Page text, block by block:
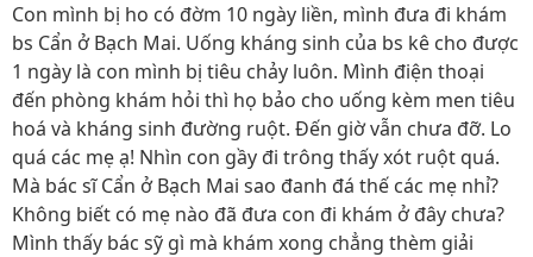
Con mình bị ho có đờm 10 ngày liền, mình đưa đi khám
bs Cẩn ở Bạch Mai. Uống kháng sinh của bs kê cho được
1 ngày là con mình bị tiêu chảy luôn. Mình điện thoại
đến phòng khám hỏi thì họ bảo cho uống kèm men tiêu
hoá và kháng sinh đường ruột. Đến giờ vẫn chưa đỡ. Lo
quá các mẹ ạ! Nhìn con gầy đi trông thấy xót ruột quá.
Mà bác sĩ Cẩn ở Bạch Mai sao đanh đá thế các mẹ nhỉ?
Không biết có mẹ nào đã đưa con đi khám ở đây chưa?
Mình thấy bác sỹ gì mà khám xong chẳng thèm giải